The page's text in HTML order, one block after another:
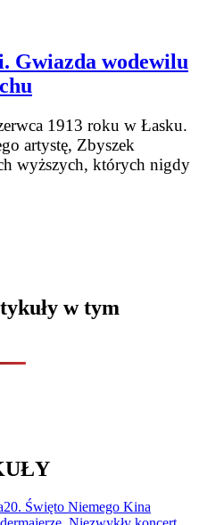
Gwiazda wodewilu
1913 roku w Łasku.
artystę, Zbyszek
wyższych, których nigdy
w tym
20. Święto Niemego Kina